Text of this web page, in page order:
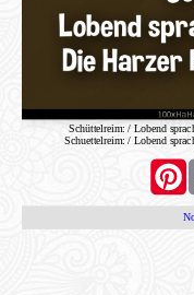
Schüttelreim: / Lobend
Schuettelreim: / Lobend